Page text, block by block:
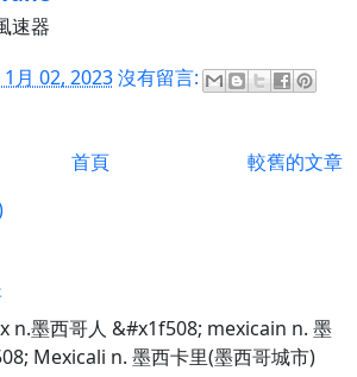
速器
月 02, 2023沒有留言:
較舊的文章
首頁
n.墨西哥人 &#x1f508; mexicain n. 墨
Mexicali n. 墨西卡里(墨西哥城市)